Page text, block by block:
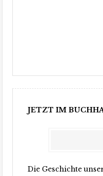
JETZT IM
Die Geschichte